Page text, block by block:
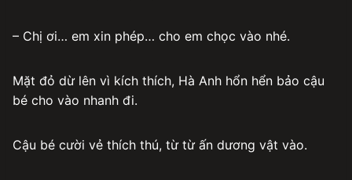
– Chị ơi… em xin phép… cho em chọc vào nhé.
Mặt đỏ dừ lên vì kích thích, Hà Anh hổn hển bảo cậu
bé cho vào nhanh đi.
Cậu bé cười vẻ thích thú, từ từ ấn dương vật vào.